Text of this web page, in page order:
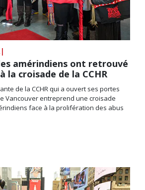
|
amérindiens ont retrouvé
la croisade de la CCHR
de la CCHR qui a ouvert ses portes
Vancouver entreprend une croisade
face à la prolifération des abus